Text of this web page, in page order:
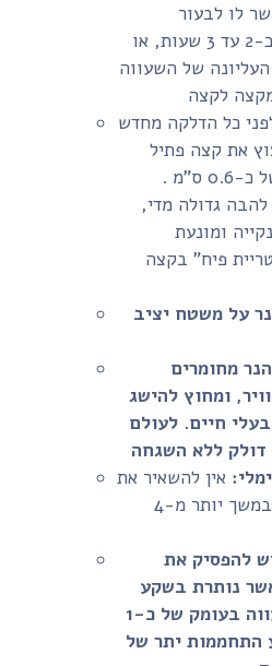
לבעור
ברציפות במשך כ-2 עד 3 שעות, או
של השעווה
כל הדלקה מחדש
קצה פתיל
הכותנה לאורך של כ-0.6 ס"מ .
גדולה מדי,
ומונעת
פיח" בקצה
משטח יציב
מחומרים
ומחוץ להישג
חיים. לעולם
אין להשאיר את
הנר דולק ברצף במשך יותר מ-4
את
נותרת בשקע
הכוס שכבת שעווה בעומק של כ-1
יתר של